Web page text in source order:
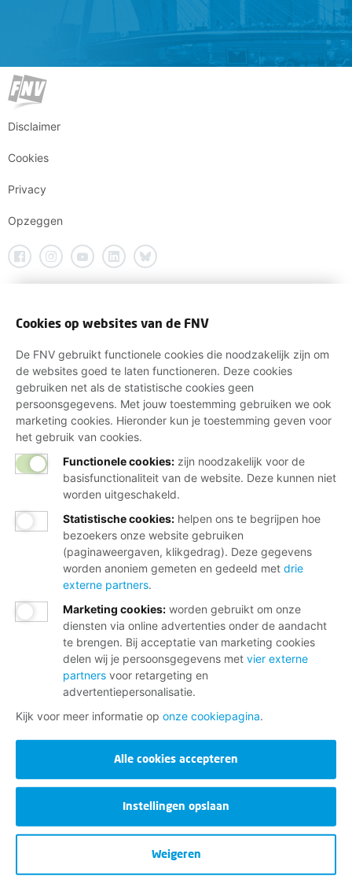
Disclaimer
Cookies
Privacy
Opzeggen
Cookies op websites van de FNV
De FNV gebruikt functionele cookies die noodzakelijk zijn om
de websites goed te laten functioneren. Deze cookies
gebruiken net als de statistische cookies geen
persoonsgegevens. Met jouw toestemming gebruiken we ook
marketing cookies. Hieronder kun je toestemming geven voor
het gebruik van cookies.
Functionele cookies: zijn noodzakelijk voor de
basisfunctionaliteit van de website. Deze kunnen niet
worden uitgeschakeld.
Statistische cookies: helpen ons te begrijpen hoe
bezoekers onze website gebruiken
(paginaweergaven, klikgedrag). Deze gegevens
worden anoniem gemeten en gedeeld met drie
externe partners.
Marketing cookies: worden gebruikt om onze
diensten via online advertenties onder de aandacht
te brengen. Bij acceptatie van marketing cookies
delen wij je persoonsgegevens met vier externe
partners voor retargeting en
advertentiepersonalisatie.
Kijk voor meer informatie op onze cookiepagina.
Alle cookies accepteren
Instellingen opslaan
Weigeren